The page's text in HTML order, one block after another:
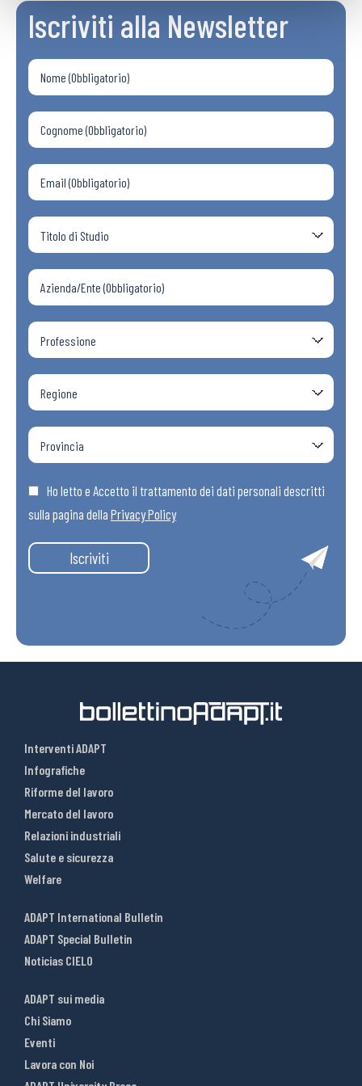
Iscriviti alla Newsletter
Ho letto e Accetto il trattamento dei dati personali descritti
sulla pagina della Privacy Policy
Iscriviti
Interventi ADAPT
Infografiche
Riforme del lavoro
Mercato del lavoro
Relazioni industriali
Salute e sicurezza
Welfare
ADAPT International Bulletin
ADAPT Special Bulletin
Noticias CIELO
ADAPT sui media
Chi Siamo
Eventi
Lavora con Noi